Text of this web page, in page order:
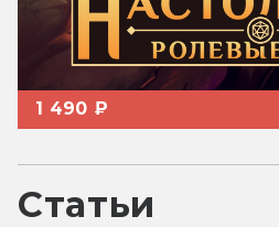
1 490 ₽
Статьи